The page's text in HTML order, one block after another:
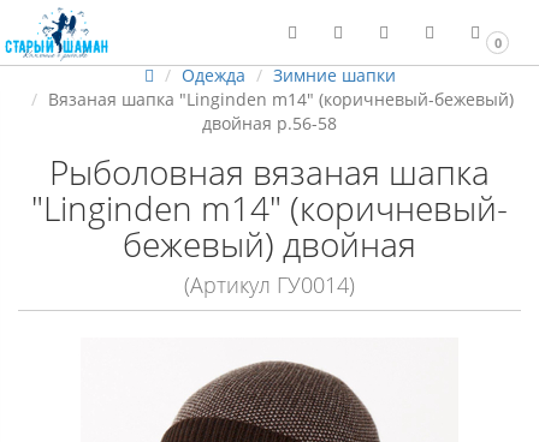
0
Одежда
Зимние шапки
Вязаная шапка "Linginden m14" (коричневый-бежевый)
двойная р.56-58
Рыболовная вязаная шапка
"Linginden m14" (коричневый-
бежевый) двойная
(Артикул ГУ0014)